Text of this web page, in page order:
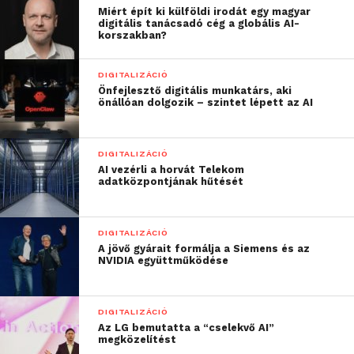
Csatlakozzon hozzánk a Facebookonis!
Miért épít ki külföldi irodát egy magyar
digitális tanácsadó cég a globális AI-
korszakban?
DIGITALIZÁCIÓ
Önfejlesztő digitális munkatárs, aki
önállóan dolgozik – szintet lépett az AI
DIGITALIZÁCIÓ
AI vezérli a horvát Telekom
adatközpontjának hűtését
DIGITALIZÁCIÓ
A jövő gyárait formálja a Siemens és az
NVIDIA együttműködése
DIGITALIZÁCIÓ
Az LG bemutatta a “cselekvő AI”
megközelítést